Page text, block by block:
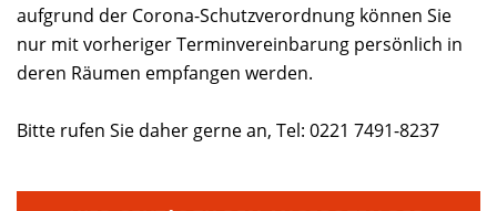
aufgrund der Corona-Schutzverordnung können Sie
nur mit vorheriger Terminvereinbarung persönlich in
deren Räumen empfangen werden.
Bitte rufen Sie daher gerne an, Tel: 0221 7491-8237